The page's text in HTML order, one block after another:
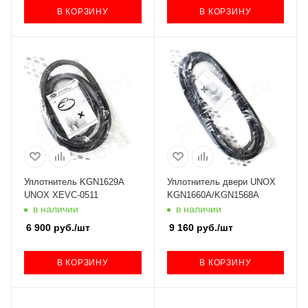
В КОРЗИНУ В КОРЗИНУ
Уплотнитель KGN1629A
UNOX XEVC-0511
в наличии
6 900 руб./шт
В КОРЗИНУ
Уплотнитель двери UNOX
KGN1660A/KGN1568A
в наличии
9 160руб./шт
В КОРЗИНУ